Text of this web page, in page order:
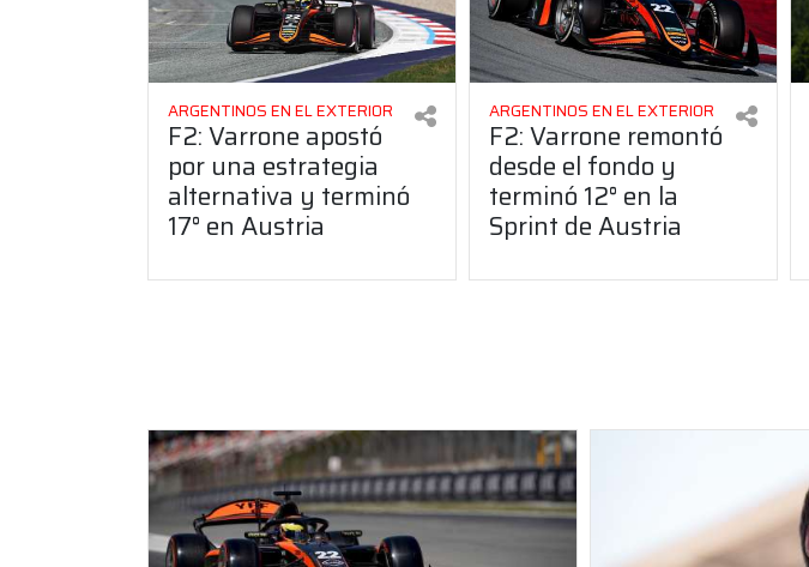
ARGENTINOS EN EL EXTERIOR
F2: Varrone apostó
por una estrategia
alternativa y terminó
17° en Austria
ARGENTINOS EN EL EXTERIOR
F2: Varrone remontó
desde el fondo y
terminó 12° en la
Sprint de Austria